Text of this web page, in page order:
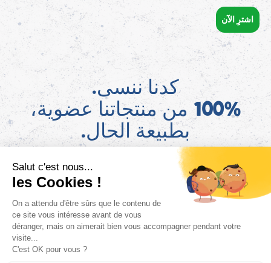
اشترِ الآن
كدنا ننسى.
100% من منتجاتنا عضوية،
بطبيعة الحال.
AR